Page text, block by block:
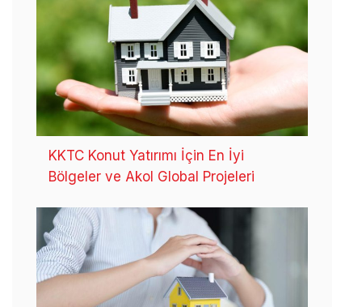
KKTC Konut Yatırımı İçin En İyi
Bölgeler ve Akol Global Projeleri